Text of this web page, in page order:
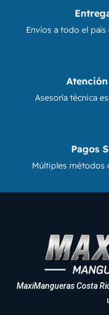
Envíos a todo el
Asesoría técnica
Pagos
Múltiples métodos
MaxiMangueras Costa